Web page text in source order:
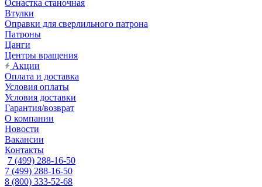
Оснастка станочная
Втулки
Оправки для сверлильного патрона
Патроны
Цанги
Центры вращения
Акции
Оплата и доставка
Условия оплаты
Условия доставки
Гарантия/возврат
О компании
Новости
Вакансии
Контакты
7 (499) 288-16-50
7 (499) 288-16-50
8 (800) 333-52-68